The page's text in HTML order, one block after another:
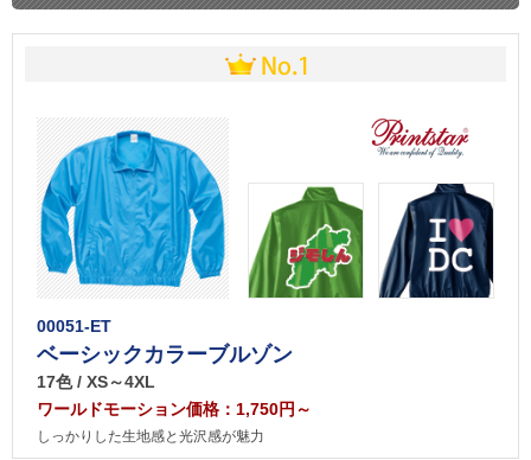
00051-ET
ベーシックカラーブルゾン
17色 / XS～4XL
ワールドモーション価格：1,750円～
しっかりした生地感と光沢感が魅力